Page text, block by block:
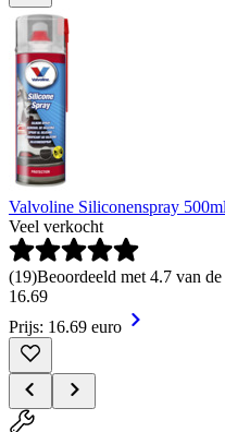
Valvoline Siliconenspray
Veel verkocht
(19)Beoordeeld met 4.7 van
16.69
Prijs: 16.69 euro